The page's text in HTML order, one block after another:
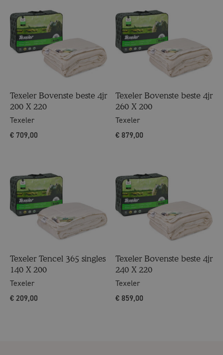
Texeler Bovenste beste 4jr
200 X 220
Texeler
€ 709,00
Texeler Bovenste beste 4jr
260 X 200
Texeler
€ 879,00
Texeler Tencel 365 singles
140 X 200
Texeler
€ 209,00
Texeler Bovenste beste 4jr
240 X 220
Texeler
€ 859,00